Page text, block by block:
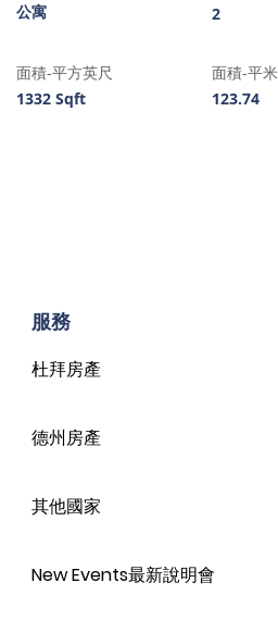
公寓
2
​面積-平方英尺
1332 Sqft
面積-平米
123.74
​服務
杜拜房產
德州房產
其他國家
New Events最新說明會